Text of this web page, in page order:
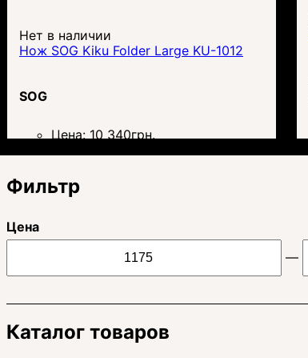
Нет в наличии
Нож SOG Kiku Folder Large KU-1012
SOG
Цена: 10 340грн.
Фильтр
Цена
—
Каталог товаров